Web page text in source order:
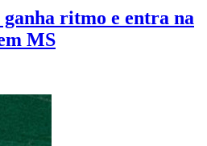
ritmo e entra na
MS